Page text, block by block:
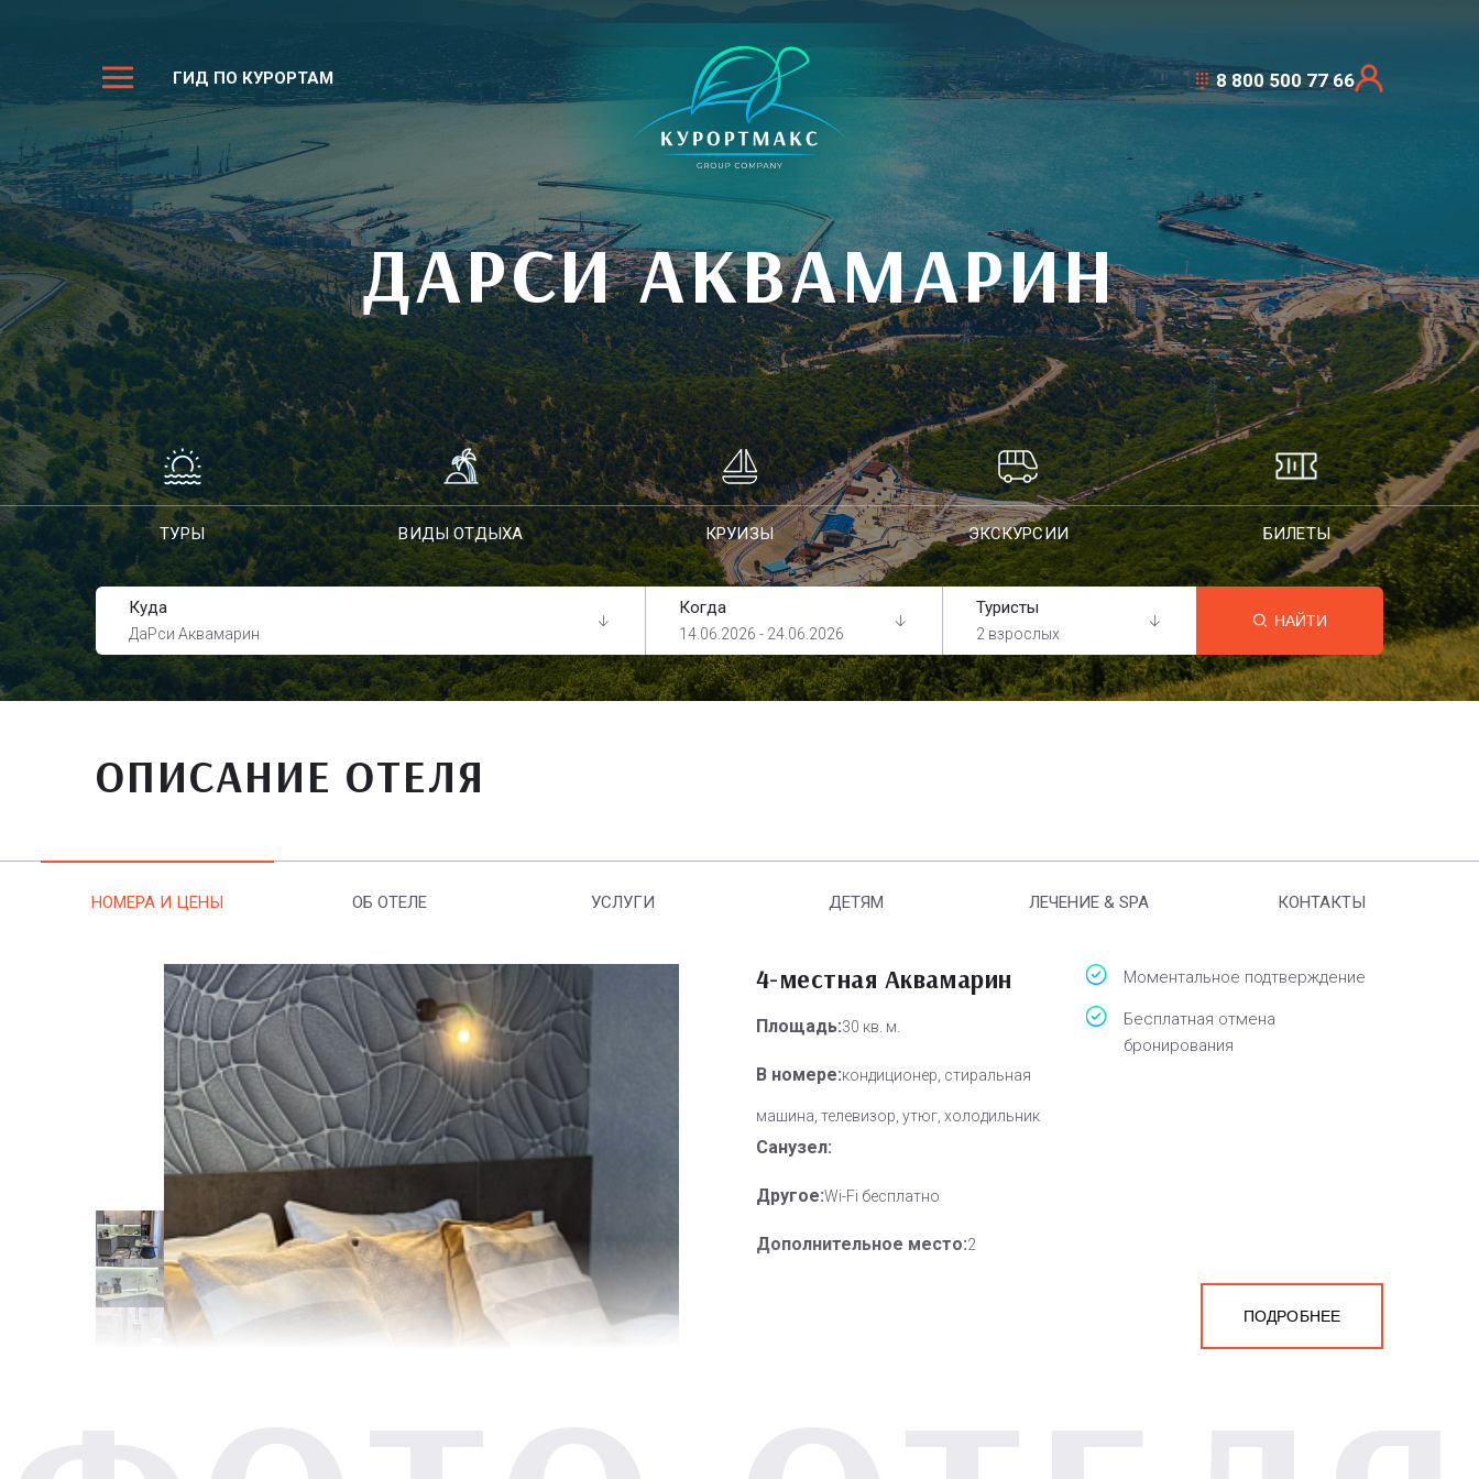
ГИД ПО КУРОРТАМ 8 800 500 77 66
ДАРСИ АКВАМАРИН
ТУРЫ ВИДЫ ОТДЫХА КРУИЗЫ ЭКСКУРСИИ БИЛЕТЫ
Куда
ДаРси Аквамарин
Когда
14.06.2026 - 24.06.2026
Туристы
2 взрослых
НАЙТИ
ОПИСАНИЕ ОТЕЛЯ
НОМЕРА И ЦЕНЫ ОБ ОТЕЛЕ УСЛУГИ ДЕТЯМ ЛЕЧЕНИЕ & SPA КОНТАКТЫ
4-местная Аквамарин
Площадь:30 кв. м.
В номере:кондиционер, стиральная
машина, телевизор, утюг, холодильник
Санузел:
Другое:Wi-Fi бесплатно
Дополнительное место:2
Моментальное подтверждение
Бесплатная отмена
бронирования
ПОДРОБНЕЕ